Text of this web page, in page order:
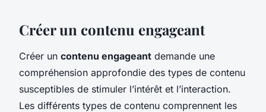
Créer un contenu engageant
Créer un contenu engageant demande une
compréhension approfondie des types de contenu
susceptibles de stimuler l’intérêt et l’interaction.
Les différents types de contenu comprennent les